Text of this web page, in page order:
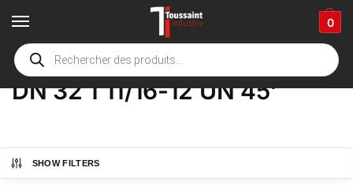
0
Accueil boutique / Product Options
DN 32 1 11/16-12 UN 45'
SHOW FILTERS